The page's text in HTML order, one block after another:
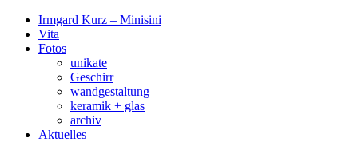
Irmgard Kurz – Minisini
Vita
Fotos
unikate
Geschirr
wandgestaltung
keramik + glas
archiv
Aktuelles